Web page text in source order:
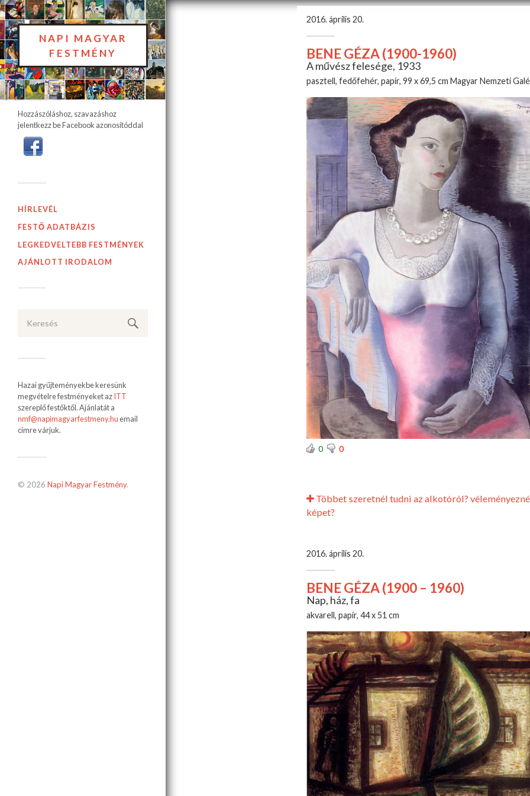
NAPI MAGYAR
FESTMÉNY
Hozzászóláshoz, szavazáshoz
jelentkezz be Facebook azonosítóddal
HÍRLEVÉL
FESTŐ ADATBÁZIS
LEGKEDVELTEBB FESTMÉNYEK
AJÁNLOTT IRODALOM
Hazai gyűjteményekbe keresünk
megvételre festményeket azITT
szereplő festőktől. Ajánlatát a
nmf@napimagyarfestmeny.hu email
címre várjuk.
© 2026 Napi Magyar Festmény.
2016. április 20.
BENE GÉZA (1900-1960)
A művész felesége, 1933
pasztell, fedőfehér, papír, 99 x 69,5 cm Magyar Nemzeti
0 0
Többet szeretnél tudni az alkotóról?
képet?
2016. április 20.
BENE GÉZA (1900 – 1960)
Nap, ház, fa
akvarell, papír, 44 x 51 cm